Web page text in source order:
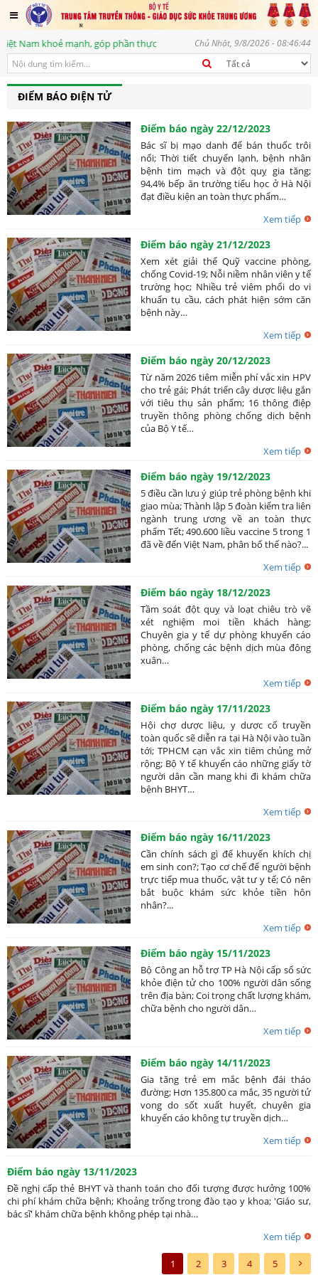
khoẻ mạnh, góp phần thực hiện mục tiêu phát triển bền vững, vì một
Chủ Nhật, 9/8/2026 - 08:46:44
ĐIỂM BÁO ĐIỆN TỬ
Điểm báo ngày 22/12/2023
Bác sĩ bị mạo danh để bán thuốc trôi
nổi; Thời tiết chuyển lạnh, bệnh nhân
bệnh tim mạch và đột quỵ gia tăng;
94,4% bếp ăn trường tiểu học ở Hà Nội
đạt điều kiện an toàn thực phẩm…
Xem tiếp
Điểm báo ngày 21/12/2023
Xem xét giải thể Quỹ vaccine phòng,
chống Covid-19; Nỗi niềm nhân viên y tế
trường học; Nhiều trẻ viêm phổi do vi
khuẩn tụ cầu, cách phát hiện sớm căn
bệnh này…
Xem tiếp
Điểm báo ngày 20/12/2023
Từ năm 2026 tiêm miễn phí vắc xin HPV
cho trẻ gái; Phát triển cây dược liệu gắn
với tiêu thụ sản phẩm; 16 thông điệp
truyền thông phòng chống dịch bệnh
của Bộ Y tế…
Xem tiếp
Điểm báo ngày 19/12/2023
5 điều cần lưu ý giúp trẻ phòng bệnh khi
giao mùa; Thành lập 5 đoàn kiểm tra liên
ngành trung ương về an toàn thực
phẩm Tết; 490.600 liều vaccine 5 trong 1
đã về đến Việt Nam, phân bổ thế nào?...
Xem tiếp
Điểm báo ngày 18/12/2023
Tầm soát đột quỵ và loạt chiêu trò vẽ
xét nghiệm moi tiền khách hàng;
Chuyên gia y tế dự phòng khuyến cáo
phòng, chống các bệnh dịch mùa đông
xuân…
Xem tiếp
Điểm báo ngày 17/11/2023
Hội chợ dược liệu, y dược cổ truyền
toàn quốc sẽ diễn ra tại Hà Nội vào tuần
tới; TPHCM cạn vắc xin tiêm chủng mở
rộng; Bộ Y tế khuyến cáo những giấy tờ
người dân cần mang khi đi khám chữa
bệnh BHYT…
Xem tiếp
Điểm báo ngày 16/11/2023
Cần chính sách gì để khuyến khích chị
em sinh con?; Tạo cơ chế để người bệnh
trực tiếp mua thuốc, vật tư y tế; Có nên
bắt buộc khám sức khỏe tiền hôn
nhân?...
Xem tiếp
Điểm báo ngày 15/11/2023
Bộ Công an hỗ trợ TP Hà Nội cấp sổ sức
khỏe điện tử cho 100% người dân sống
trên địa bàn; Coi trọng chất lượng khám,
chữa bệnh cho người dân…
Xem tiếp
Điểm báo ngày 14/11/2023
Gia tăng trẻ em mắc bệnh đái tháo
đường; Hơn 135.800 ca mắc, 35 người tử
vong do sốt xuất huyết, chuyên gia
khuyến cáo không tự truyền dịch…
Xem tiếp
Điểm báo ngày 13/11/2023
Đề nghị cấp thẻ BHYT và thanh toán cho đối tượng được hưởng 100%
chi phí khám chữa bệnh; Khoảng trống trong đào tạo y khoa; 'Giáo sư,
bác sĩ' khám chữa bệnh không phép tại nhà…
Xem tiếp
1 2 3 4 5